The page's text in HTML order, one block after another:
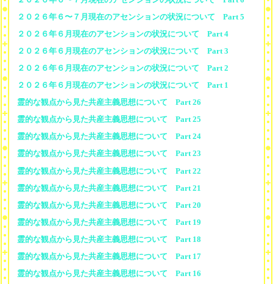
２０２６年６〜７月現在のアセンションの状況について Part 5
２０２６年６月現在のアセンションの状況について Part 4
２０２６年６月現在のアセンションの状況について Part 3
２０２６年６月現在のアセンションの状況について Part 2
２０２６年６月現在のアセンションの状況について Part 1
霊的な観点から見た共産主義思想について Part 26
霊的な観点から見た共産主義思想について Part 25
霊的な観点から見た共産主義思想について Part 24
霊的な観点から見た共産主義思想について Part 23
霊的な観点から見た共産主義思想について Part 22
霊的な観点から見た共産主義思想について Part 21
霊的な観点から見た共産主義思想について Part 20
霊的な観点から見た共産主義思想について Part 19
霊的な観点から見た共産主義思想について Part 18
霊的な観点から見た共産主義思想について Part 17
霊的な観点から見た共産主義思想について Part 16